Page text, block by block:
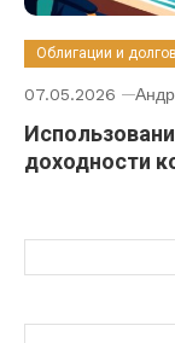
Облигации и
07.05.2026
доходности